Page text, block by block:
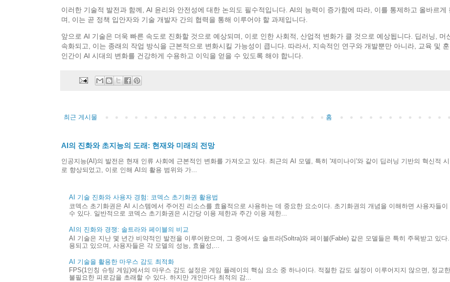
이러한 기술적 발전과 함께, AI 윤리와 안전성에 대한 논의도 필수적입니다. AI의 능력이 증가함에 따라, 이를 통제하고 올바르
며, 이는 곧 정책 입안자와 기술 개발자 간의 협력을 통해 이루어야 할 과제입니다.
앞으로 AI 기술은 더욱 빠른 속도로 진화할 것으로 예상되며, 이로 인한 사회적, 산업적 변화가 클 것으로 예상됩니다. 딥러닝,
속화되고, 이는 종래의 작업 방식을 근본적으로 변화시킬 가능성이 큽니다. 따라서, 지속적인 연구와 개발뿐만 아니라, 교육 및
인간이 AI 시대의 변화를 건강하게 수용하고 이익을 얻을 수 있도록 해야 합니다.
최근 게시물 홈
AI의 진화와 초지능의 도래: 현재와 미래의 전망
인공지능(AI)의 발전은 현재 인류 사회에 근본적인 변화를 가져오고 있다. 최근의 AI 모델, 특히 '제미나이'와 같이 딥러닝 기반의 혁신적
로 향상되었고, 이로 인해 AI의 활용 범위와 가...
AI 기술 진화와 사용자 경험: 코덱스 초기화권 활용법
코덱스 초기화권은 AI 시스템에서 주어진 리소스를 효율적으로 사용하는 데 중요한 요소이다. 초기화권의 개념을 이해하면 사용자들
수 있다. 일반적으로 코덱스 초기화권은 시간당 이용 제한과 주간 이용 제한...
AI의 진화와 경쟁: 솔트라와 페이블의 비교
AI 기술은 지난 몇 년간 비약적인 발전을 이루어왔으며, 그 중에서도 솔트라(Soltra)와 페이블(Fable) 같은 모델들은 특히 주목받고 있
용되고 있으며, 사용자들은 각 모델의 성능, 효율성,...
AI 기술을 활용한 마우스 감도 최적화
FPS(1인칭 슈팅 게임)에서의 마우스 감도 설정은 게임 플레이의 핵심 요소 중 하나이다. 적절한 감도 설정이 이루어지지 않으면, 정교
불필요한 피로감을 초래할 수 있다. 하지만 개인마다 최적의 감...